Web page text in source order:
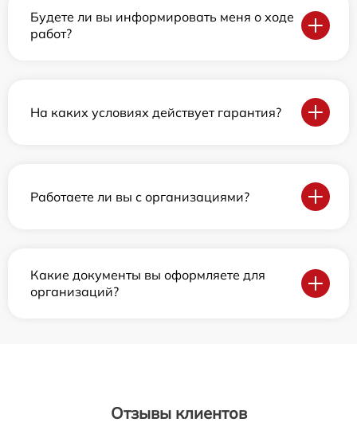
Будете ли вы информировать меня о ходе
работ?
На каких условиях действует гарантия?
Работаете ли вы с организациями?
Какие документы вы оформляете для
организаций?
Отзывы клиентов